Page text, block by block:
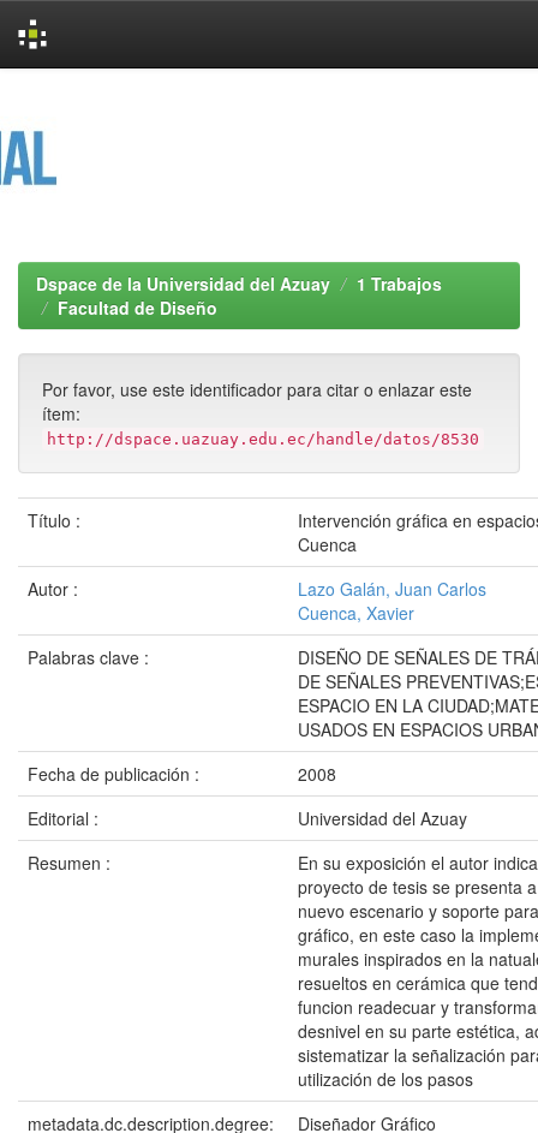
Dspace de la Universidad del Azuay
1 Trabajos
Facultad de Diseño
Por favor, use este identificador para citar o enlazar este
ítem:
http://dspace.uazuay.edu.ec/handle/datos/8530
Título :
Intervención gráfica en
Cuenca
Autor :
Lazo Galán, Juan Carlos
Cuenca, Xavier
Palabras clave :
DISEÑO DE SEÑALES DE
DE SEÑALES
ESPACIO EN LA
USADOS EN ESPACIOS
Fecha de publicación :
2008
Editorial :
Universidad del Azuay
Resumen :
En su exposición el autor
proyecto de tesis se presenta
nuevo escenario y soporte
gráfico, en este caso la
murales inspirados en la
resueltos en cerámica que
funcion readecuar y
desnivel en su parte estética,
sistematizar la señalización
utilización de los pasos
metadata.dc.description.degree:
Diseñador Gráfico